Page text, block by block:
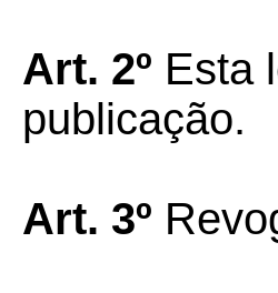
Art. 2º Esta
publicação.
Art. 3º